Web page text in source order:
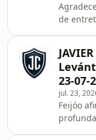
de
hará
señala a
del
23-07-
jul. 23,
Feijóo